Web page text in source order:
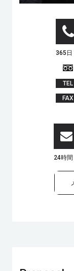
365日
TEL
FAX
24時間